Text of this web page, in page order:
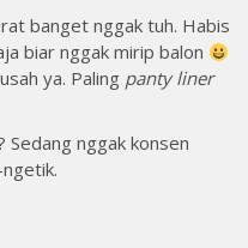
banget nggak tuh. Habis
biar nggak mirip balon
ya. Paling panty liner
Sedang nggak konsen